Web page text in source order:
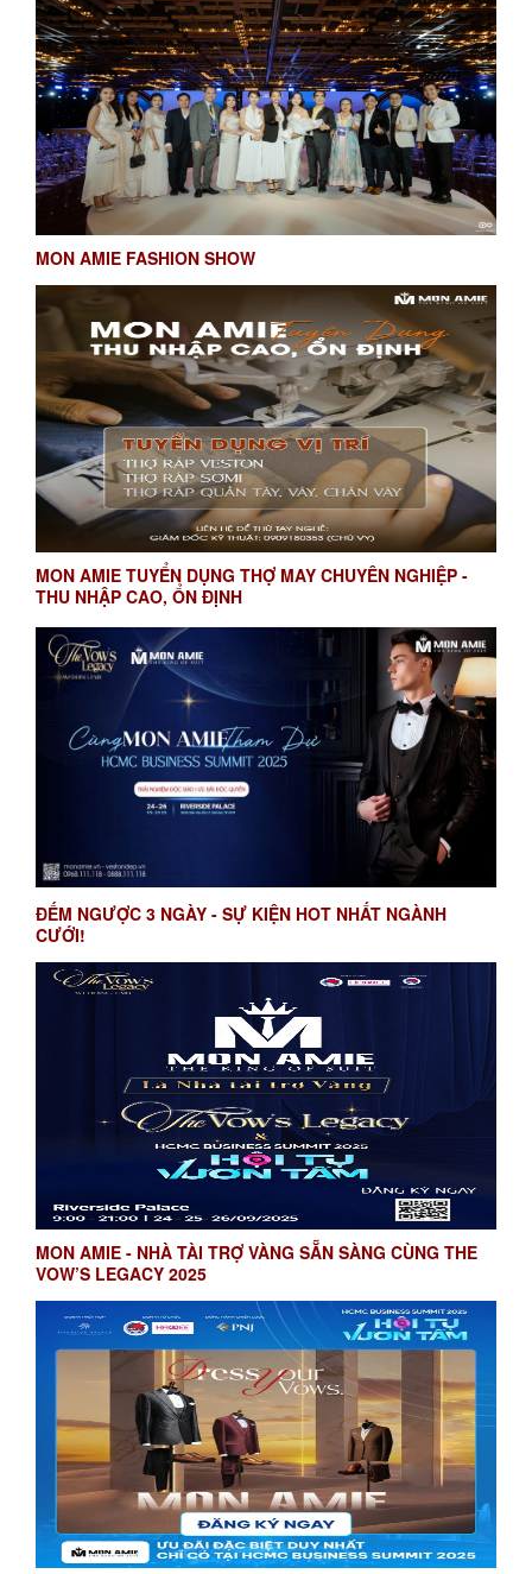
MON AMIE FASHION SHOW
MON AMIE TUYỂN DỤNG THỢ MAY CHUYÊN NGHIỆP -
THU NHẬP CAO, ỔN ĐỊNH
ĐẾM NGƯỢC 3 NGÀY - SỰ KIỆN HOT NHẤT NGÀNH
CƯỚI!
MON AMIE - NHÀ TÀI TRỢ VÀNG SẴN SÀNG CÙNG THE
VOW’S LEGACY 2025